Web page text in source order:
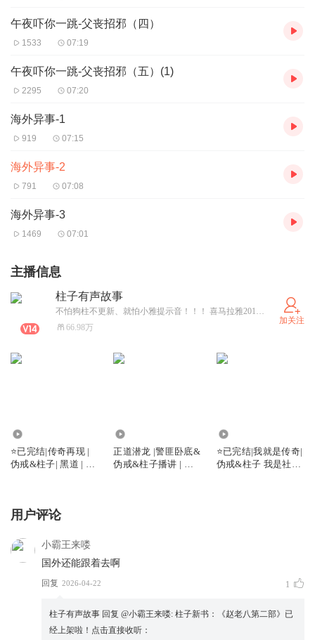
午夜吓你一跳-父丧招邪（四）
1533 07:19
午夜吓你一跳-父丧招邪（五）(1)
2295 07:20
海外异事-1
919 07:15
海外异事-2
791 07:08
海外异事-3
1469 07:01
主播信息
柱子有声故事
不怕狗柱不更新、就怕小雅提示音！！！ 喜马拉雅2017年度，十大有声书主播，年度最受欢迎主播。
66.98万
加关注
⭐已完结|传奇再现 |
伪戒&柱子| 黑道 | 江
正道潜龙 |警匪卧底&
伪戒&柱子播讲 | 热
⭐已完结|我就是传奇|
伪戒&柱子 我是社会
用户评论
小霸王来喽
国外还能跟着去啊
回复 2026-04-22 1
柱子有声故事 回复 @小霸王来喽: 柱子新书：《赵老八第二部》已
经上架啦！点击直接收听：